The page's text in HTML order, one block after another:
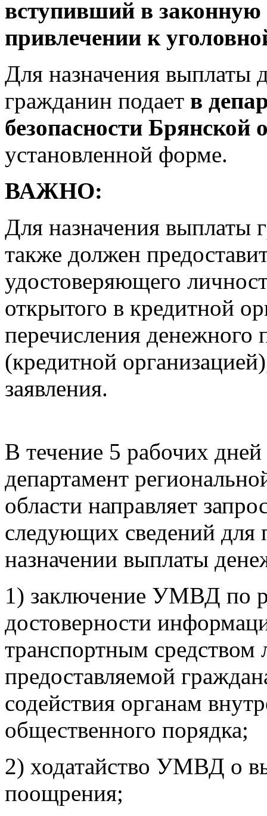
вступивший в законную
привлечении к
Для назначения выплаты
гражданин подает в
безопасности Брянской
установленной форме.
ВАЖНО:
Для назначения выплаты
также должен
удостоверяющего
открытого в кредитной
перечисления
(кредитной
заявления.
В течение 5 рабочих
департамент
области направляет
следующих сведений для
назначении выплаты
1) заключение УМВД по
достоверности
транспортным средством
предоставляемой
содействия органам
общественного порядка;
2) ходатайство УМВД о
поощрения;